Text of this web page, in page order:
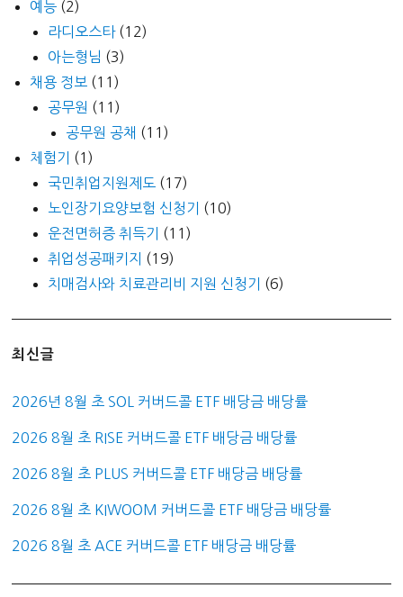
예능 (2)
라디오스타(12)
아는형님 (3)
채용 정보 (11)
공무원 (11)
공무원 공채 (11)
체험기
(1)
국민취업지원제도 (17)
노인장기요양보험 신청기
(10)
운전면허증 취득기
(11)
취업성공패키지
(19)
치매검사와 치료관리비 지원 신청기
(6)
최신글
2026년 8월 초 SOL 커버드콜 ETF 배당금 배당률
2026 8월 초 RISE 커버드콜 ETF 배당금 배당률
2026 8월 초 PLUS 커버드콜 ETF 배당금 배당률
2026 8월 초 KIWOOM 커버드콜 ETF 배당금 배당률
2026 8월 초 ACE 커버드콜 ETF 배당금 배당률